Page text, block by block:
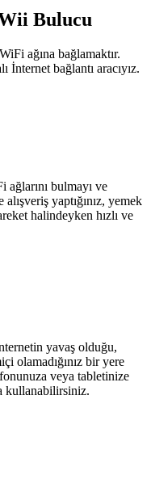
Bulucu
ağına bağlamaktır.
İnternet bağlantı aracıyız.
bulmayı ve
yaptığınız, yemek
halindeyken hızlı ve
yavaş olduğu,
olamadığınız bir yere
veya tabletinize
kullanabilirsiniz.